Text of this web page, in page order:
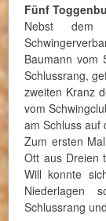
Fünf
Nebst dem
Baumann vom
Schlussrang,
zweiten Kranz
vom
am Schluss auf
Zum ersten
Ott aus Dreien
Will konnte
Niederlagen
Schlussrang